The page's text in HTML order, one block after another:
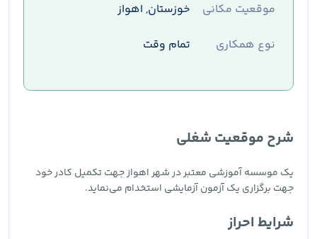
موقعیت مکانی
خوزستان, اهواز
نوع همکاری
تمام وقت
شرح موقعیت شغلی
یک موسسه آموزشی معتبر در شهر اهواز جهت تکمیل کادر خود
جهت برگزاری یک آزمون آزمایشی استخدام می‌نماید.
شرایط احراز